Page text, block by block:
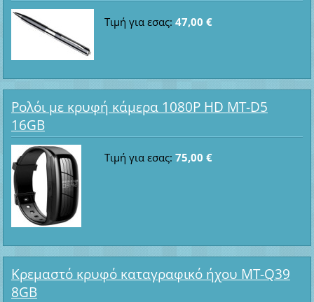
Τιμή για εσας: 47,00 €
Ρολόι με κρυφή κάμερα 1080P HD MT-D5
16GB
Τιμή για εσας: 75,00 €
Κρεμαστό κρυφό καταγραφικό ήχου MT-Q39
8GB